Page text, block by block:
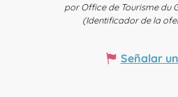
por Office de Tourisme du
(Identificador de la
Señalar